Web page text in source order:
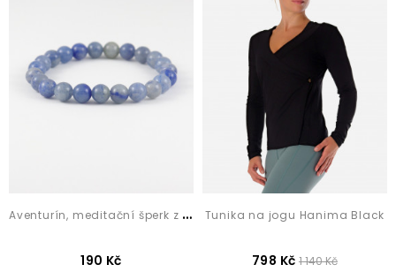
A
venturín, meditační šperk z přírodního kamene
190 Kč
Tunika na jogu Hanima Black
798 Kč 1 140 Kč